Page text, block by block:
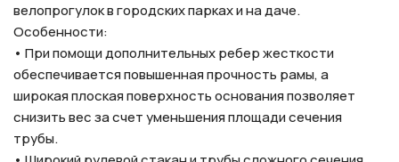
велопрогулок в городских парках и на даче.
Особенности:
• При помощи дополнительных ребер жесткости
обеспечивается повышенная прочность рамы, а
широкая плоская поверхность основания позволяет
снизить вес за счет уменьшения площади сечения
трубы.